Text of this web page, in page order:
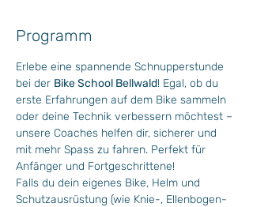
Programm
Erlebe eine spannende Schnupperstunde
bei der Bike School Bellwald! Egal, ob du
erste Erfahrungen auf dem Bike sammeln
oder deine Technik verbessern möchtest –
unsere Coaches helfen dir, sicherer und
mit mehr Spass zu fahren. Perfekt für
Anfänger und Fortgeschrittene!
Falls du dein eigenes Bike, Helm und
Schutzausrüstung (wie Knie-, Ellenbogen-